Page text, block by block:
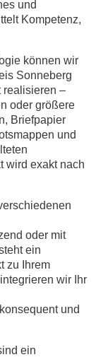
und
Kompetenz,
können wir
Sonneberg
realisieren –
oder größere
Briefpapier
und
wird exakt nach
oder mit
ein
zu Ihrem
wir Ihr
und
ein